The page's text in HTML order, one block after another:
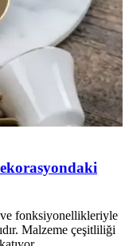
ve fonksiyonellikleriyle
Malzeme çeşitliliği